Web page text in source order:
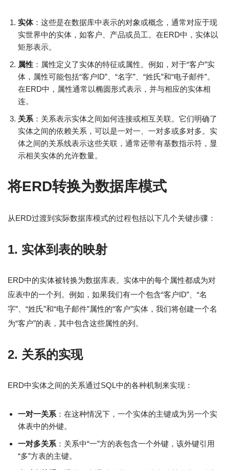
实体：这些是在数据库中表示的对象或概念，通常对应于现
实世界中的实体，如客户、产品或员工。在ERD中，实体以
矩形表示。
属性 ：属性定义了实体的特征或属性。例如，对于“客户”实
体，属性可能包括“客户ID”、“名字”、“姓氏”和“电子邮件”。
在ERD中，属性通常以椭圆形式表示，并与相应的实体相
连。
关系 ：关系表示实体之间如何连接或相互关联。它们明确了
实体之间的依赖关系，可以是一对一、一对多或多对多。实
体之间的关系线表示这些关联，通常还带有基数指示符，显
示相关实体的允许数量。
将ERD转换为数据库模式
从ERD过渡到实际数据库模式的过程包括以下几个关键步骤：
1. 实体到表的映射
ERD中的实体被转换为数据库表。实体中的每个属性都成为对
应表中的一个列。例如，如果我们有一个包含“客户ID”、“名
字”、“姓氏”和“电子邮件”属性的“客户”实体，我们将创建一个名
为“客户”的表，其中包含这些属性的列。
2. 关系的实现
ERD中实体之间的关系通过SQL中的各种机制来实现：
一对一关系 ：在这种情况下，一个实体的主键成为另一个实
体表中的外键。
一对多关系 ：关系中“一”方的表包含一个外键，该外键引用
“多”方表的主键。